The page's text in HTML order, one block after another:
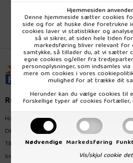
Hjemmesiden
Denne hjemmeside sætter cookies
side og for at huske dine foretrukne
cookies laver vi statistikker og
så vi sikrer, at siden hele tiden
markedsføring bliver relevant for
samtykke, så tillader du, at vi sætter
egne cookies og/eller fra
personoplysninger, som indsamles
mere om cookies i vores
mulighed for at trække dit
Herunder kan du vælge cookies til
forskellige typer af cookies fortæller,
Nødvendige Markedsføring
Vis/skjul cookie
Rømer Naturprodukt
Hagemannsvej 28
DK-8600 Silkeborg
Tlf.
8680 3767
bestilling@romerprodukt.dk